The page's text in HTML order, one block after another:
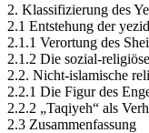
2. Klassifizierung des
2.1 Entstehung der
2.1.1 Verortung des
2.1.2 Die sozial-
2.2. Nicht-islamische
2.2.1 Die Figur des
2.2.2 „Taqiyeh“ als
2.3 Zusammenfassung